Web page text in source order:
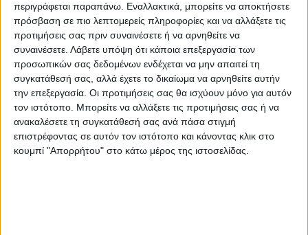
περιγράφεται παραπάνω. Εναλλακτικά, μπορείτε να αποκτήσετε
πρόσβαση σε πιο λεπτομερείς πληροφορίες και να αλλάξετε τις
προτιμήσεις σας πριν συναινέσετε ή να αρνηθείτε να
συναινέσετε. Λάβετε υπόψη ότι κάποια επεξεργασία των
προσωπικών σας δεδομένων ενδέχεται να μην απαιτεί τη
συγκατάθεσή σας, αλλά έχετε το δικαίωμα να αρνηθείτε αυτήν
την επεξεργασία. Οι προτιμήσεις σας θα ισχύουν μόνο για αυτόν
τον ιστότοπο. Μπορείτε να αλλάξετε τις προτιμήσεις σας ή να
ανακαλέσετε τη συγκατάθεσή σας ανά πάσα στιγμή
επιστρέφοντας σε αυτόν τον ιστότοπο και κάνοντας κλικ στο
κουμπί "Απορρήτου" στο κάτω μέρος της ιστοσελίδας.